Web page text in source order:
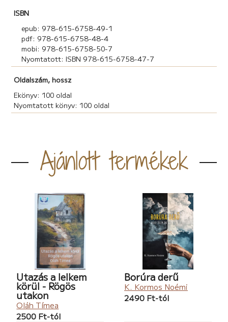
ISBN
epub: 978-615-6758-49-1
pdf: 978-615-6758-48-4
mobi: 978-615-6758-50-7
Nyomtatott: ISBN 978-615-6758-47-7
Oldalszám, hossz
Ekönyv: 100 oldal
Nyomtatott könyv: 100 oldal
Ajánlott termékek
Utazás a lelkem
körül - Rögös
utakon
Oláh Tímea
2500 Ft-tól
Borúra derű
K. Kormos Noémi
2490 Ft-tól